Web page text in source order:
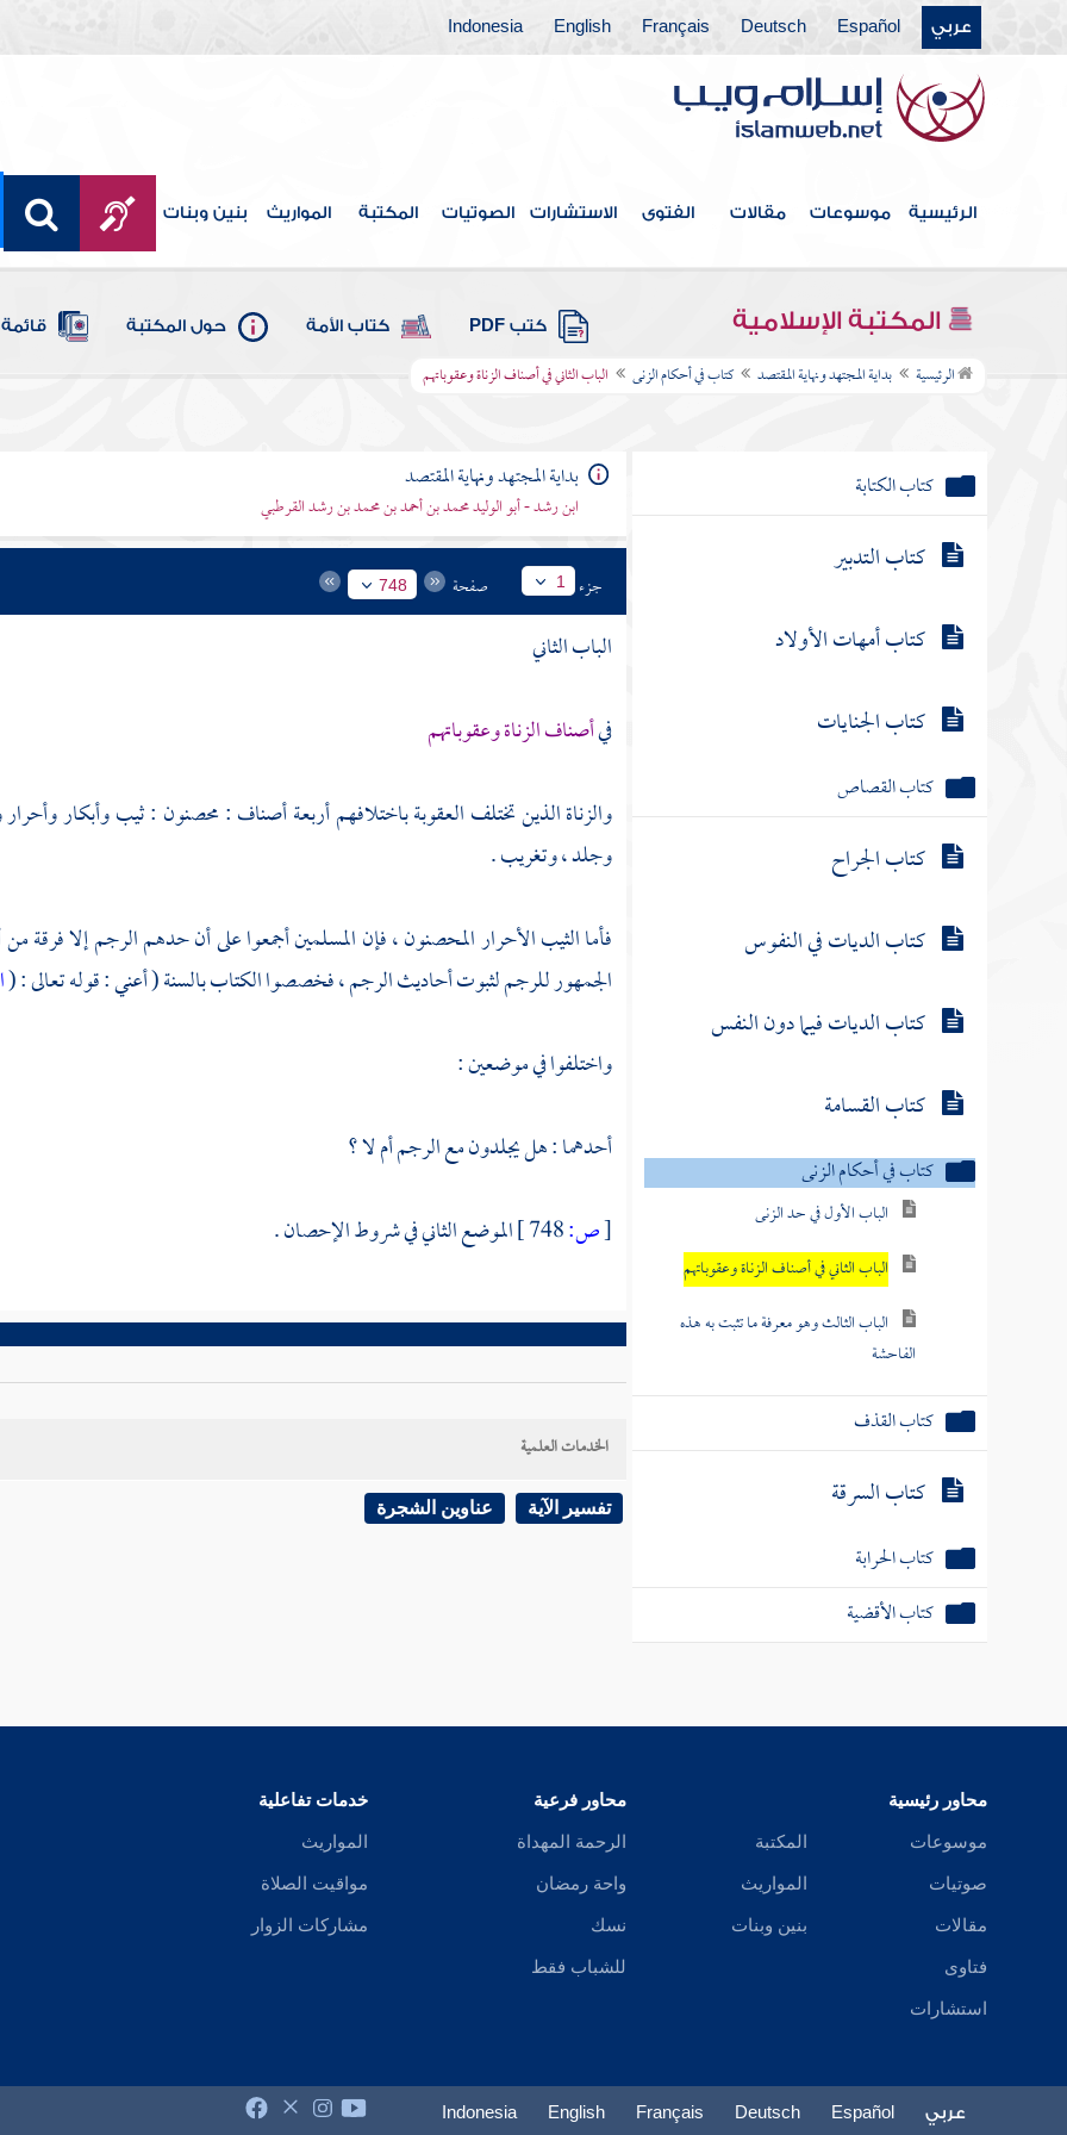
عربي Español
Deutsch
Français
English
Indonesia
الرئيسية موسوعات مقالات الفتوى الاستشارات الصوتيات المكتبة المواريث بنين وبنات
المكتبة الإسلامية كتب PDF كتاب الأمة حول المكتبة
الرئيسية بداية المجتهد ونهاية المقتصد كتاب في أحكام الزنى الباب الثاني في أصناف الزناة وعقوباتهم
كتاب العارية
كتاب الغصب
كتاب الاستحقاق
كتاب الهبات
كتاب الكتابة
كتاب التدبير
كتاب أمهات الأولاد
كتاب الجنايات
كتاب القصاص
كتاب الجراح
كتاب الديات في النفوس
كتاب الديات فيما دون النفس
كتاب القسامة
كتاب في أحكام الزنى
الباب الأول في حد الزنى
الباب الثاني في أصناف الزناة وعقوباتهم
الباب الثالث وهو معرفة ما تثبت به هذه
الفاحشة
كتاب القذف
كتاب السرقة
كتاب الحرابة
كتاب الأقضية
بداية المجتهد ونهاية المقتصد
ابن رشد - أبو الوليد محمد بن أحمد بن محمد بن رشد القرطبي
جزء 1 صفحة 748
الباب الثاني
فيأصناف الزناة وعقوباتهم
والزناة الذين تختلف العقوبة باختلافهم أربعة أصناف : محصنون : ثيب وأبكار
وجلد ، وتغريب .
فأما الثيب الأحرار المحصنون ، فإن المسلمين أجمعوا على أن حدهم الرجم إلا فرقة
الجمهور للرجم لثبوت أحاديث الرجم ، فخصصوا الكتاب بالسنة ( أعني : قوله تعالى : (
واختلفوا في موضعين :
أحدهما : هل يجلدون مع الرجم أم لا ؟
[ص: الموضع الثاني في شروط الإحصان .
الخدمات العلمية
تفسير الآية عناوين الشجرة
محاور رئيسية
موسوعات
صوتيات
مقالات
فتاوى
استشارات
المكتبة
المواريث
بنين وبنات
محاور فرعية
الرحمة المهداة
واحة رمضان
نسك
للشباب فقط
خدمات تفاعلية
المواريث
مواقيت الصلاة
مشاركات الزوار
عربي Español
Deutsch
Français
English
Indonesia